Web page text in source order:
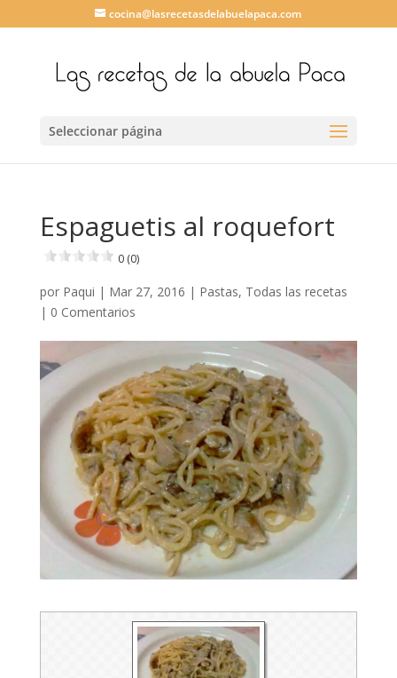
cocina@lasrecetasdelabuelapaca.com
Seleccionar página
Espaguetis al roquefort
0 (0)
por Paqui | Mar 27, 2016 | Pastas, Todas las recetas
| 0 Comentarios